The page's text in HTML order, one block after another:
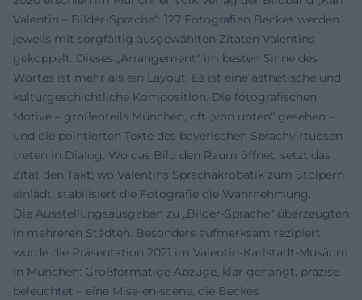
Valentin – Bilder-Sprache“: 127 Fotografien Beckes werden
jeweils mit sorgfältig ausgewählten Zitaten Valentins
gekoppelt. Dieses „Arrangement“ im besten Sinne des
Wortes ist mehr als ein Layout: Es ist eine ästhetische und
kulturgeschichtliche Komposition. Die fotografischen
Motive – großenteils München, oft „von unten“ gesehen –
und die pointierten Texte des bayerischen Sprachvirtuosen
treten in Dialog. Wo das Bild den Raum öffnet, setzt das
Zitat den Takt; wo Valentins Sprachakrobatik zum Stolpern
einlädt, stabilisiert die Fotografie die Wahrnehmung.
Die Ausstellungsausgaben zu „Bilder-Sprache“ überzeugten
in mehreren Städten. Besonders aufmerksam rezipiert
wurde die Präsentation 2021 im Valentin-Karlstadt-Musäum
in München: Großformatige Abzüge, klar gehängt, präzise
beleuchtet – eine Mise-en-scène, die Beckes